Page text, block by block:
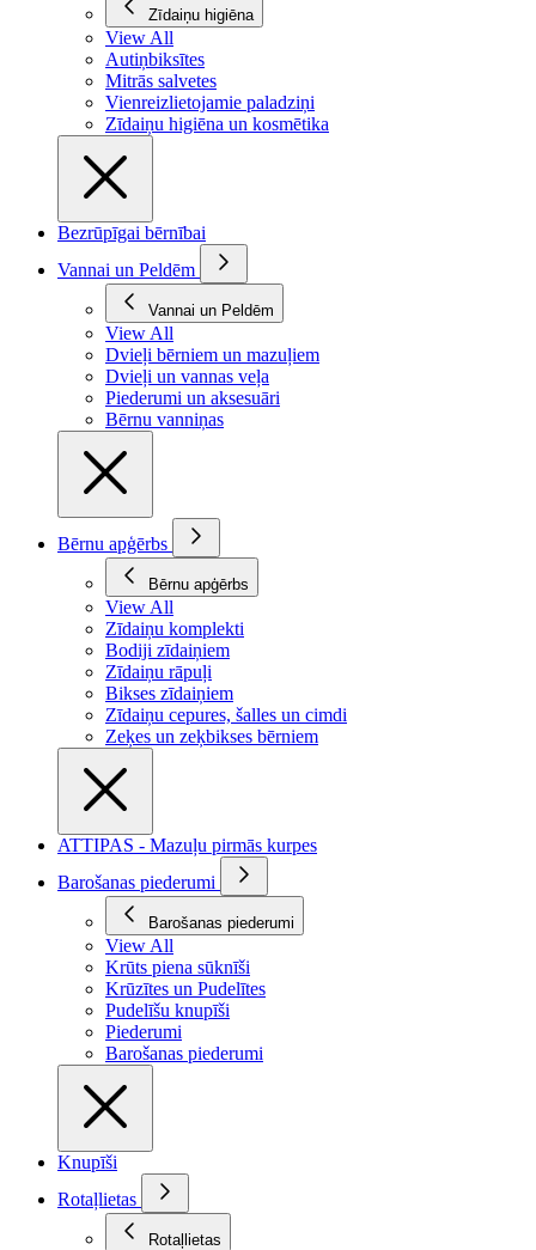
Zīdaiņu higiēna
View All
Autiņbiksītes
Mitrās salvetes
Vienreizlietojamie paladziņi
Zīdaiņu higiēna un kosmētika
Bezrūpīgai bērnībai
Vannai un Peldēm
Vannai un Peldēm
View All
Dvieļi bērniem un mazuļiem
Dvieļi un vannas veļa
Piederumi un aksesuāri
Bērnu vanniņas
Bērnu apģērbs
Bērnu apģērbs
View All
Zīdaiņu komplekti
Bodiji zīdaiņiem
Zīdaiņu rāpuļi
Bikses zīdaiņiem
Zīdaiņu cepures, šalles un cimdi
Zeķes un zeķbikses bērniem
ATTIPAS - Mazuļu pirmās kurpes
Barošanas piederumi
Barošanas piederumi
View All
Krūts piena sūknīši
Krūzītes un Pudelītes
Pudelīšu knupīši
Piederumi
Barošanas piederumi
Knupīši
Rotaļlietas
Rotaļlietas